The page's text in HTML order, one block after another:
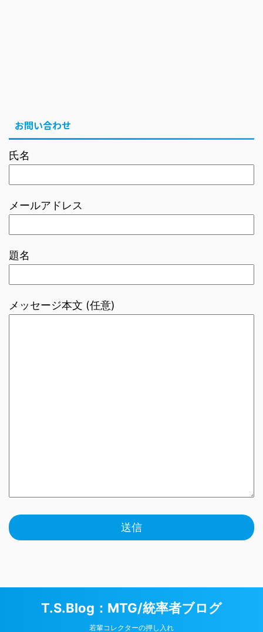
お問い合わせ
氏名
メールアドレス
題名
メッセージ本文 (任意)
T.S.Blog：MTG/統率者ブログ
若輩コレクターの押し入れ